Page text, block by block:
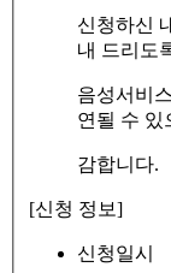
신청하신
내 드리도
음성서비
연될 수 있
감합니다.
[신청 정보]
신청일시